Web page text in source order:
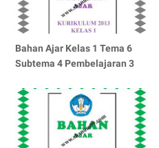
Bahan Ajar Kelas 1 Tema 6
Subtema 4 Pembelajaran 3